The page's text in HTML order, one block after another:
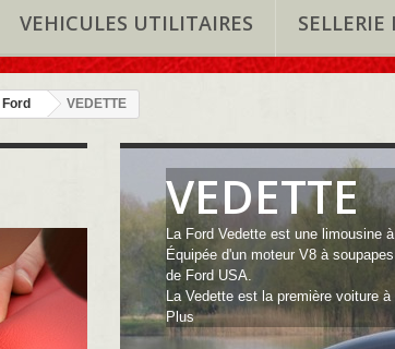
VEHICULES UTILITAIRES SELLERIE
Ford VEDETTE
VEDETTE
La Ford Vedette est une limousine
Équipée d'un moteur V8 à
de Ford USA.
La Vedette est la première voiture
Plus